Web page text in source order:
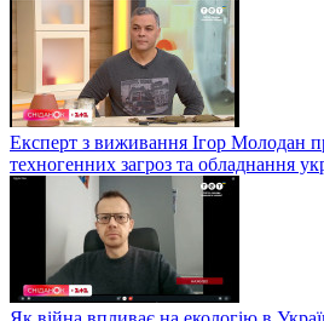
Експерт з виживання Ігор Молодан
техногенних загроз та обладнання